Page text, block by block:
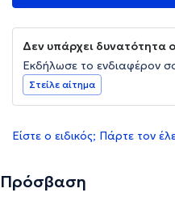
Δεν υπάρχει δυνατότητα
Εκδήλωσε το ενδιαφέρον
Στείλε αίτημα
Είστε ο ειδικός; Πάρτε τον
Πρόσβαση